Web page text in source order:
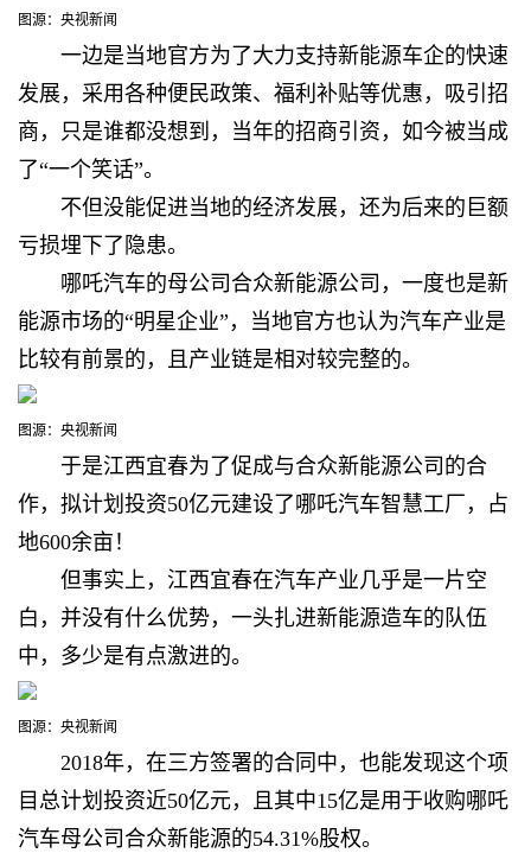
图源：央视新闻
一边是当地官方为了大力支持新能源车企的快速
发展，采用各种便民政策、福利补贴等优惠，吸引招
商，只是谁都没想到，当年的招商引资，如今被当成
了“一个笑话”。
不但没能促进当地的经济发展，还为后来的巨额
亏损埋下了隐患。
哪吒汽车的母公司合众新能源公司，一度也是新
能源市场的“明星企业”，当地官方也认为汽车产业是
比较有前景的，且产业链是相对较完整的。
图源：央视新闻
于是江西宜春为了促成与合众新能源公司的合
作，拟计划投资50亿元建设了哪吒汽车智慧工厂，占
地600余亩！
但事实上，江西宜春在汽车产业几乎是一片空
白，并没有什么优势，一头扎进新能源造车的队伍
中，多少是有点激进的。
图源：央视新闻
2018年，在三方签署的合同中，也能发现这个项
目 总计划投资近50亿元，且其中15亿是用于收购哪吒
汽车母公司合众新能源的54.31%股权。